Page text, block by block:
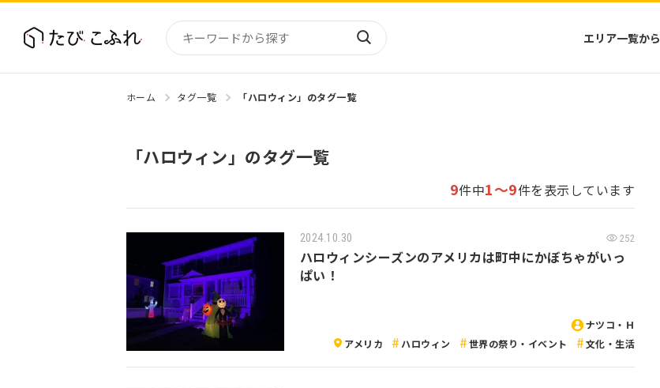
エリア一覧か
東北
北米
ミクロネシア
ホーム タグ一覧 「ハロウィン」のタグ一覧
「ハロウィン」のタグ一覧
9件中1～9件を表示しています
2024.10.30 252
ハロウィンシーズンのアメリカは町中にかぼちゃがいっ
ぱい！
ナツコ・Ｈ
アメリカ
ハロウィン 世界の祭り・イベント 文化・生活